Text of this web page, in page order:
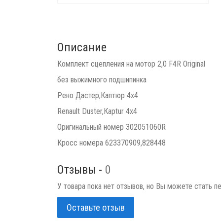
Описание
Комплект сцепления на мотор 2,0 F4R Original
без выжимного подшипинка
Рено Дастер,Каптюр 4х4
Renault Duster,Кaptur 4х4
Оригинальный номер 302051060R
Кросс номера 623370909,828448
Отзывы - 0
У товара пока нет отзывов, но Вы можете стать
Оставьте отзыв